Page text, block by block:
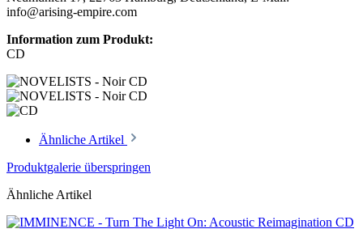
info@arising-empire.com
Information zum Produkt:
CD
Ähnliche Artikel
Produktgalerie überspringen
Ähnliche Artikel